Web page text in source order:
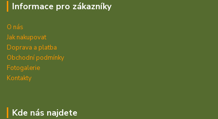
Informace pro zákazníky
O nás
Jak nakupovat
Doprava a platba
Obchodní podmínky
Fotogalerie
Kontakty
Kde nás najdete